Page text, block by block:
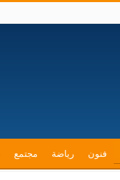
فنون رياضة مجتمع